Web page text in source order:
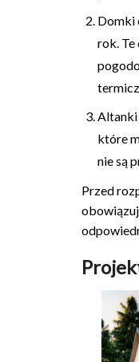
Domki
rok. Te
Altanki
które
nie są
Przed